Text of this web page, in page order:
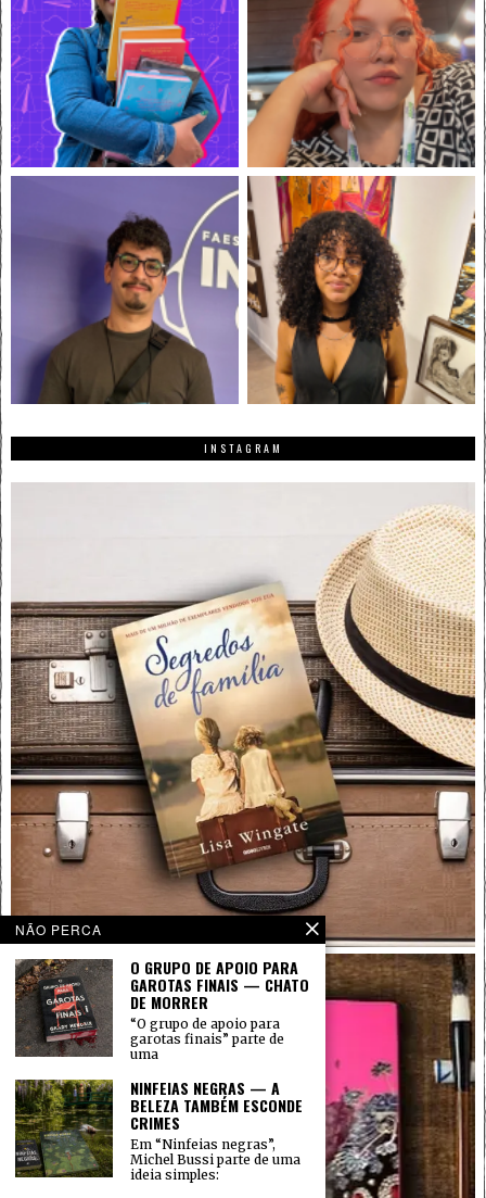
INSTAGRAM
NÃO PERCA
O GRUPO DE APOIO PARA
GAROTAS FINAIS — CHATO
DE MORRER
“O grupo de apoio para
garotas finais” parte de
uma
NINFEIAS NEGRAS — A
BELEZA TAMBÉM ESCONDE
CRIMES
Em “Ninfeias negras”,
Michel Bussi parte de uma
ideia simples: